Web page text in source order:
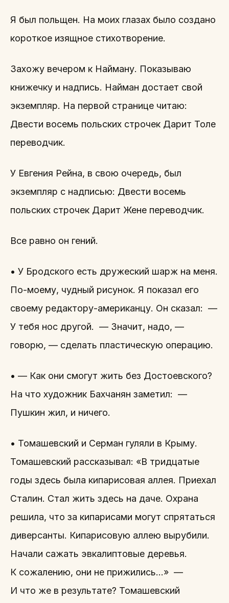
Я был польщен. На моих глазах было создано
короткое изящное стихотворение.
Захожу вечером к Найману. Показываю
книжечку и надпись. Найман достает свой
экземпляр. На первой странице читаю:
Двести восемь польских строчек Дарит Толе
переводчик.
У Евгения Рейна, в свою очередь, был
экземпляр с надписью: Двести восемь
польских строчек Дарит Жене переводчик.
Все равно он гений.
• У Бродского есть дружеский шарж на меня.
По-моему, чудный рисунок. Я показал его
своему редактору-американцу. Он сказал: —
У тебя нос другой. — Значит, надо, —
говорю, — сделать пластическую операцию.
• — Как они смогут жить без Достоевского?
На что художник Бахчанян заметил: —
Пушкин жил, и ничего.
• Томашевский и Серман гуляли в Крыму.
Томашевский рассказывал: «В тридцатые
годы здесь была кипарисовая аллея. Приехал
Сталин. Стал жить здесь на даче. Охрана
решила, что за кипарисами могут спрятаться
диверсанты. Кипарисовую аллею вырубили.
Начали сажать эвкалиптовые деревья.
К сожалению, они не прижились…» —
И что же в результате? Томашевский